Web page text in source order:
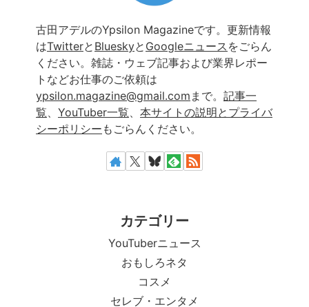
古田アデルのYpsilon Magazineです。更新情報
はTwitterと Blueskyと Googleニュース をごらん
ください。雑誌・ウェブ記事および業界レポー
トなどお仕事のご依頼は
ypsilon.magazine@gmail.com まで。 記事一
覧
YouTuber一覧
本サイトの説明とプライバ
シーポリシー もごらんください。
カテゴリー
YouTuberニュース
おもしろネタ
コスメ
セレブ・エンタメ